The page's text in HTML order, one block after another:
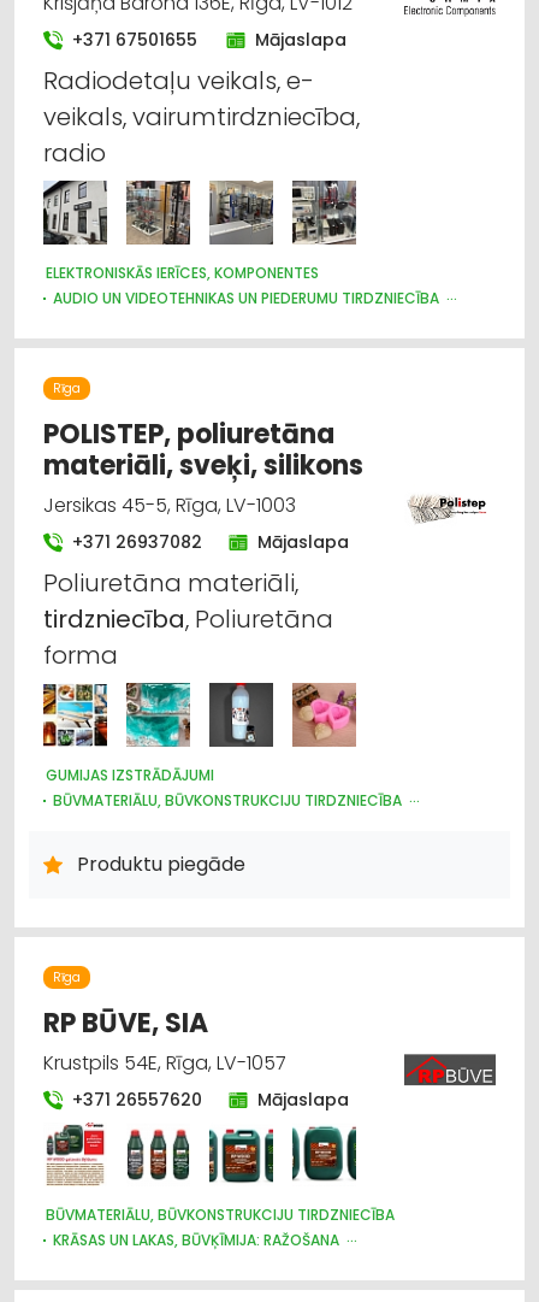
+371 67501655 Mājaslapa
Radiodetaļu veikals, e-
veikals, vairumtirdzniecība,
radio
ELEKTRONISKĀS IERĪCES, KOMPONENTES
AUDIO UN VIDEOTEHNIKAS UN PIEDERUMU TIRDZNIECĪBA
Rīga
POLISTEP, poliuretāna
materiāli, sveķi, silikons
Jersikas 45-5, Rīga, LV-1003
+371 26937082 Mājaslapa
Poliuretāna materiāli,
tirdzniecība, Poliuretāna
forma
GUMIJAS IZSTRĀDĀJUMI
BŪVMATERIĀLU, BŪVKONSTRUKCIJU TIRDZNIECĪBA
BŪVMATERIĀLU, BŪVKONSTRUKCIJU VAIRUMTIRDZNIECĪBA
INTERNETVEIKALI, E-KOMERCIJA
APDARES MATERIĀLI: VAIRUMTIRDZNIECĪBA
CELTNIECĪBAS UN REMONTA DARBI
Produktu piegāde
Rīga
RP BŪVE, SIA
Krustpils 54E, Rīga, LV-1057
+371 26557620 Mājaslapa
BŪVMATERIĀLU, BŪVKONSTRUKCIJU TIRDZNIECĪBA
KRĀSAS UN LAKAS, BŪVĶĪMIJA: RAŽOŠANA
ĶĪMISKĀS PRECES
APDARES MATERIĀLI: RAŽOŠANA